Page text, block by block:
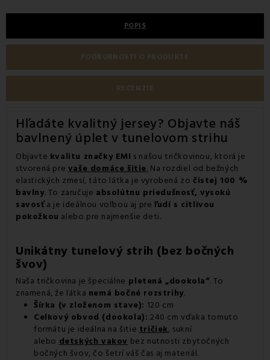
POPIS
PODROBNOSTI O PRODUKTE
RECENZIE
Hľadáte kvalitný jersey? Objavte náš
bavlnený úplet v tunelovom strihu
Objavte kvalitu značky EMI s našou tričkovinou, ktorá je
stvorená pre vaše domáce šitie. Na rozdiel od bežných
elastických zmesí, táto látka je vyrobená zočistej 100 %
bavlny. To zaručuje absolútnu priedušnosť, vysokú
savosťa je ideálnou voľbou aj pre ľudí s citlivou
pokožkou alebo pre najmenšie deti.
Unikátny tunelový strih (bez bočných
švov)
Naša tričkovina je špeciálne pletená „dookola“. To
znamená, že látka nemá bočné rozstrihy.
Šírka (v zloženom stave): 120 cm
Celkový obvod (dookola): 240 cm vďaka tomuto
formátu je ideálna na šitie tričiek, sukní
alebo detských vakov bez nutnosti zbytočných
bočných švov, čo šetrí váš čas aj materiál.